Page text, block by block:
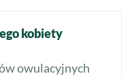
kobiety
owulacyjnych